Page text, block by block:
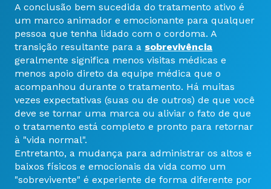
A conclusão bem sucedida do tratamento ativo é
um marco animador e emocionante para qualquer
pessoa que tenha lidado com o cordoma. A
transição resultante para a sobrevivência
geralmente significa menos visitas médicas e
menos apoio direto da equipe médica que o
acompanhou durante o tratamento. Há muitas
vezes expectativas (suas ou de outros) de que você
deve se tornar uma marca ou aliviar o fato de que
o tratamento está completo e pronto para retornar
à "vida normal".
Entretanto, a mudança para administrar os altos e
baixos físicos e emocionais da vida como um
"sobrevivente" é experiente de forma diferente por